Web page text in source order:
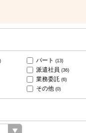
パート (13)
派遣社員 (36)
業務委託 (6)
その他 (0)